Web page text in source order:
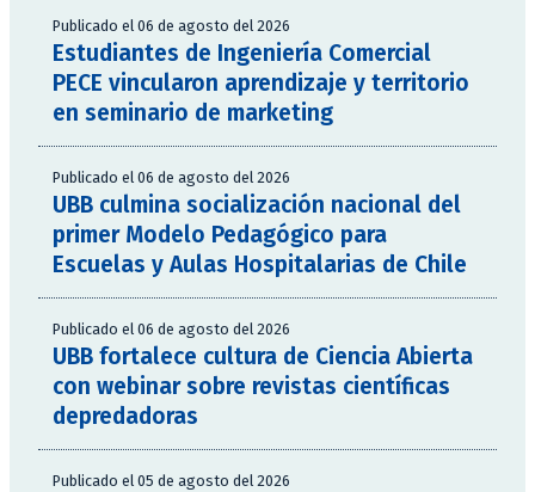
Publicado el 06 de agosto del 2026
Estudiantes de Ingeniería Comercial
PECE vincularon aprendizaje y territorio
en seminario de marketing
Publicado el 06 de agosto del 2026
UBB culmina socialización nacional del
primer Modelo Pedagógico para
Escuelas y Aulas Hospitalarias de Chile
Publicado el 06 de agosto del 2026
UBB fortalece cultura de Ciencia Abierta
con webinar sobre revistas científicas
depredadoras
Publicado el 05 de agosto del 2026